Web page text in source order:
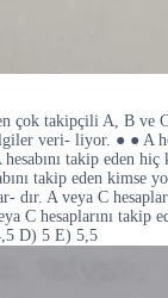
çok takipçili A, B ve
veri- liyor. ● ● A
takip eden hiç
takip eden kimse
dır. A veya C
C hesaplarını takip
D) 5 E) 5,5